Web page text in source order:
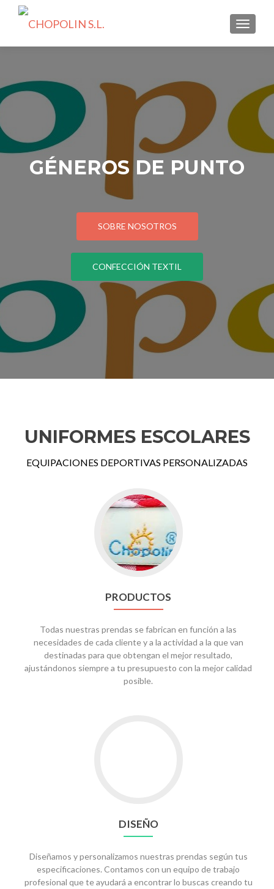
GÉNEROS DE PUNTO
SOBRE NOSOTROS
CONFECCIÓN TEXTIL
UNIFORMES ESCOLARES
EQUIPACIONES DEPORTIVAS PERSONALIZADAS
Go
productos
PRODUCTOS
Todas nuestras prendas se fabrican en función a las
necesidades de cada cliente y a la actividad a la que van
destinadas para que obtengan el mejor resultado,
ajustándonos siempre a tu presupuesto con la mejor calidad
posible.
DISEÑO
Diseñamos y personalizamos nuestras prendas según tus
especificaciones. Contamos con un equipo de trabajo
profesional que te ayudará a encontrar lo buscas creando tu